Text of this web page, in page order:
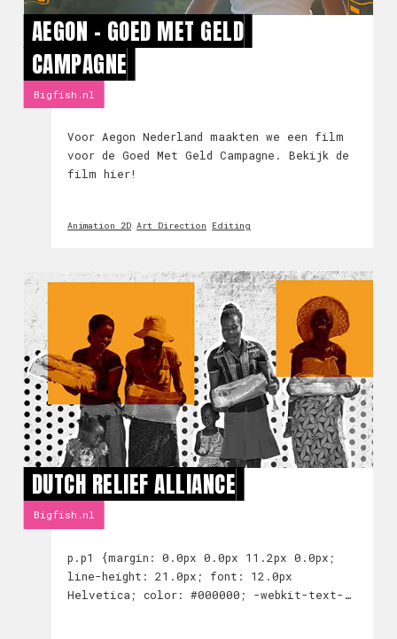
AEGON - GOED MET GELD
CAMPAGNE
Bigfish.nl
Voor Aegon Nederland maakten we een film
voor de Goed Met Geld Campagne. Bekijk de
film hier!
Animation 2D Art Direction Editing
DUTCH RELIEF ALLIANCE
Bigfish.nl
p.p1 {margin: 0.0px 0.0px 11.2px 0.0px;
line-height: 21.0px; font: 12.0px
Helvetica; color: #000000; -webkit-text-